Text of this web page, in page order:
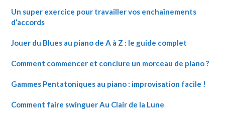
Un super exercice pour travailler vos enchaînements
d’accords
Jouer du Blues au piano de A à Z : le guide complet
Comment commencer et conclure un morceau de piano ?
Gammes Pentatoniques au piano : improvisation facile !
Comment faire swinguer Au Clair de la Lune